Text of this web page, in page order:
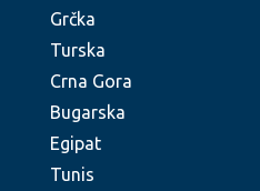
Grčka
Turska
Crna Gora
Bugarska
Egipat
Tunis